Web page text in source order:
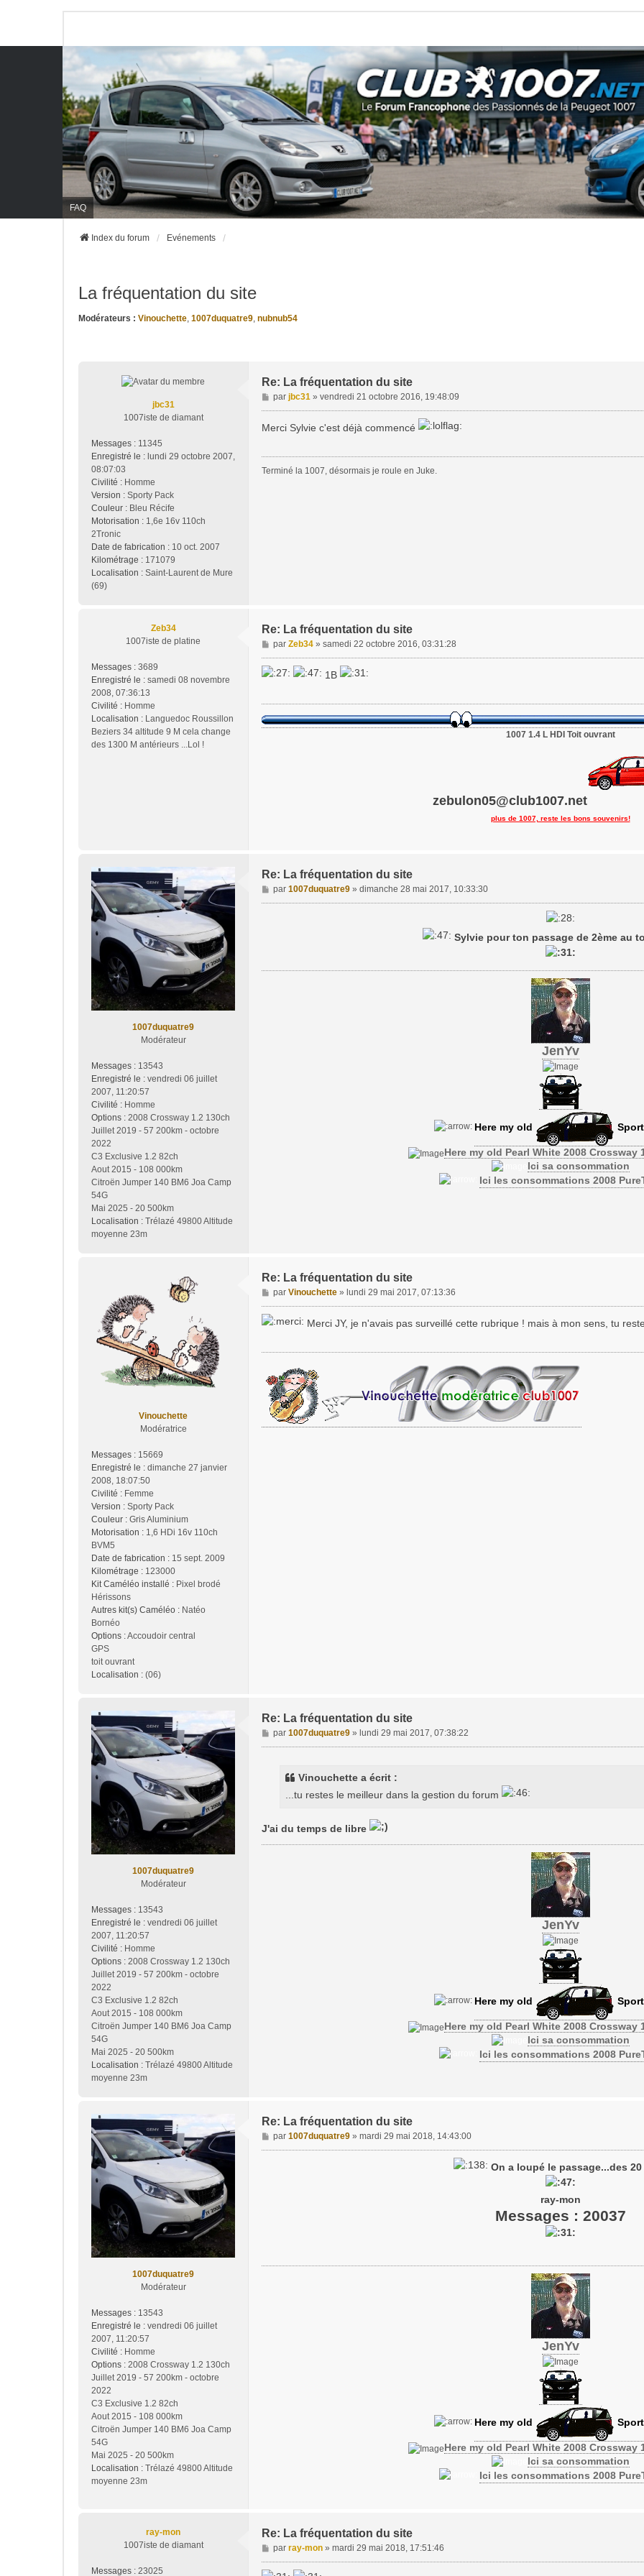
FAQ
Index du forum Evénements
La fréquentation du site
Modérateurs : Vinouchette, 1007duquatre9, nubnub54
jbc31
1007iste de diamant
Messages : 11345
Enregistré le : lundi 29 octobre 2007,
08:07:03
Civilité : Homme
Version : Sporty Pack
Couleur : Bleu Récife
Motorisation : 1,6e 16v 110ch
2Tronic
Date de fabrication : 10 oct. 2007
Kilométrage : 171079
Localisation : Saint-Laurent de Mure
(69)
Re: La fréquentation du site
M
e
e
par jbc31» vendredi 21 octobre 2016, 19:48:09
Merci Sylvie c'est déjà commencé
Terminé la 1007, désormais je roule en Juke.
Zeb34
1007iste de platine
Messages : 3689
Enregistré le : samedi 08 novembre
2008, 07:36:13
Civilité : Homme
Localisation : Languedoc Roussillon
Beziers 34 altitude 9 M cela change
des 1300 M antérieurs ...Lol !
Re: La fréquentation du site
M
e
s
e
par Zeb34» samedi 22 octobre 2016, 03:31:28
1B
1007 1.4 L HDI Toit ouvrant
zebulon05@club1007.net
plus de 1007, reste les bons souvenirs!
1007duquatre9
Modérateur
Messages : 13543
Enregistré le : vendredi 06 juillet
2007, 11:20:57
Civilité : Homme
Options : 2008 Crossway 1.2 130ch
Juillet 2019 - 57 200km - octobre
2022
C3 Exclusive 1.2 82ch
Aout 2015 - 108 000km
Citroën Jumper 140 BM6 Joa Camp
54G
Mai 2025 - 20 500km
Localisation : Trélazé 49800 Altitude
moyenne 23m
Re: La fréquentation du site
M
e
par 1007duquatre9» dimanche 28 mai 2017, 10:33:30
Sylvie pour ton passage de 2ème au
JenYv
Here my old
Here my old Pearl White 2008 Crossway
Ici sa consommation
Ici les consommations 2008
Vinouchette
Modératrice
Messages : 15669
Enregistré le : dimanche 27 janvier
2008, 18:07:50
Civilité : Femme
Version : Sporty Pack
Couleur : Gris Aluminium
Motorisation : 1,6 HDi 16v 110ch
BVM5
Date de fabrication : 15 sept. 2009
Kilométrage : 123000
Kit Caméléo installé : Pixel brodé
Hérissons
Autres kit(s) Caméléo : Natéo
Bornéo
Options :Accoudoir central
GPS
toit ouvrant
Localisation : (06)
Re: La fréquentation du site
M
e
s
par Vinouchette» lundi 29 mai 2017, 07:13:36
Merci JY, je n'avais pas surveillé cette rubrique ! mais à mon sens, tu
1007duquatre9
Modérateur
Messages : 13543
Enregistré le : vendredi 06 juillet
2007, 11:20:57
Civilité : Homme
Options : 2008 Crossway 1.2 130ch
Juillet 2019 - 57 200km - octobre
2022
C3 Exclusive 1.2 82ch
Aout 2015 - 108 000km
Citroën Jumper 140 BM6 Joa Camp
54G
Mai 2025 - 20 500km
Localisation : Trélazé 49800 Altitude
moyenne 23m
Re: La fréquentation du site
M
e
par 1007duquatre9» lundi 29 mai 2017, 07:38:22
Vinouchette a écrit :
...tu restes le meilleur dans la gestion du forum
J'ai du temps de libre
JenYv
Here my old
Here my old Pearl White 2008 Crossway
Ici sa consommation
Ici les consommations 2008
1007duquatre9
Modérateur
Messages : 13543
Enregistré le : vendredi 06 juillet
2007, 11:20:57
Civilité : Homme
Options : 2008 Crossway 1.2 130ch
Juillet 2019 - 57 200km - octobre
2022
C3 Exclusive 1.2 82ch
Aout 2015 - 108 000km
Citroën Jumper 140 BM6 Joa Camp
54G
Mai 2025 - 20 500km
Localisation : Trélazé 49800 Altitude
moyenne 23m
Re: La fréquentation du site
M
e
par 1007duquatre9» mardi 29 mai 2018, 14:43:00
On a loupé le passage...des 20
ray-mon
Messages : 20037
JenYv
Here my old
Here my old Pearl White 2008 Crossway
Ici sa consommation
Ici les consommations 2008
ray-mon
1007iste de diamant
Messages : 23025
Re: La fréquentation du site
M
e
s
par ray-mon» mardi 29 mai 2018, 17:51:46